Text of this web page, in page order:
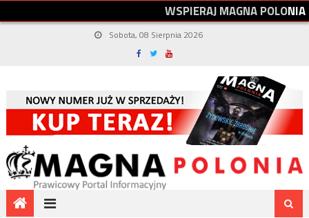
WSPIERAJMAGNAPOLONIA
Sobota, 08 Sierpnia 2026